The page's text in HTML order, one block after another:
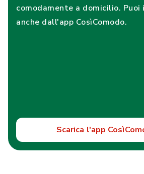
comodamente a domicilio. Puoi
anche dall'app CosìComodo.
Scarica l'app